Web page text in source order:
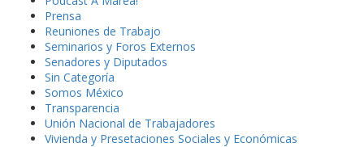
Prensa
Reuniones de Trabajo
Seminarios y Foros Externos
Senadores y Diputados
Sin Categoría
Somos México
Transparencia
Unión Nacional de Trabajadores
Vivienda y Presetaciones Sociales y Económicas